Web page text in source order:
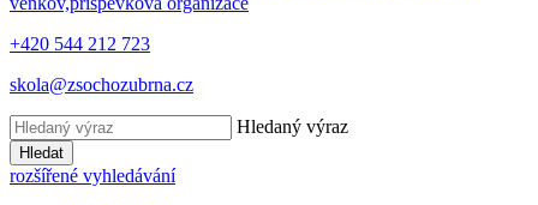
+420 544 212 723
skola@zsochozubrna.cz
Hledaný výraz
Hledat
rozšířené vyhledávání